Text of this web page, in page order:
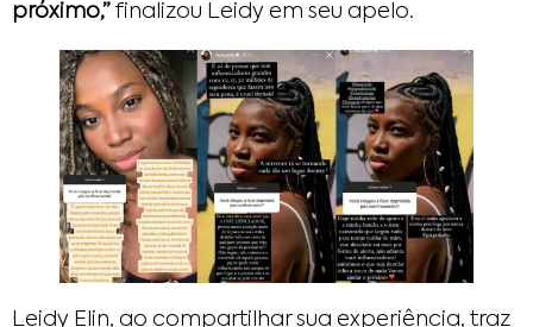
próximo,” finalizou Leidy em seu apelo.
Leidy Elin, ao compartilhar sua experiência, traz